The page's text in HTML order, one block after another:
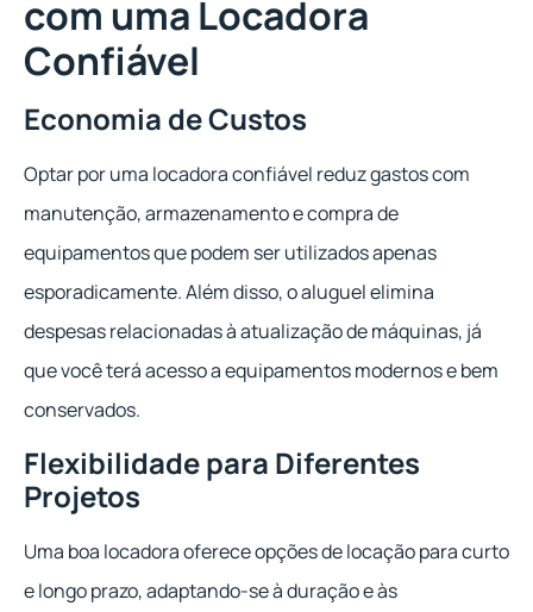
com uma Locadora
Confiável
Economia de Custos
Optar por uma locadora confiável reduz gastos com
manutenção, armazenamento e compra de
equipamentos que podem ser utilizados apenas
esporadicamente. Além disso, o aluguel elimina
despesas relacionadas à atualização de máquinas, já
que você terá acesso a equipamentos modernos e bem
conservados.
Flexibilidade para Diferentes
Projetos
Uma boa locadora oferece opções de locação para curto
e longo prazo, adaptando-se à duração e às